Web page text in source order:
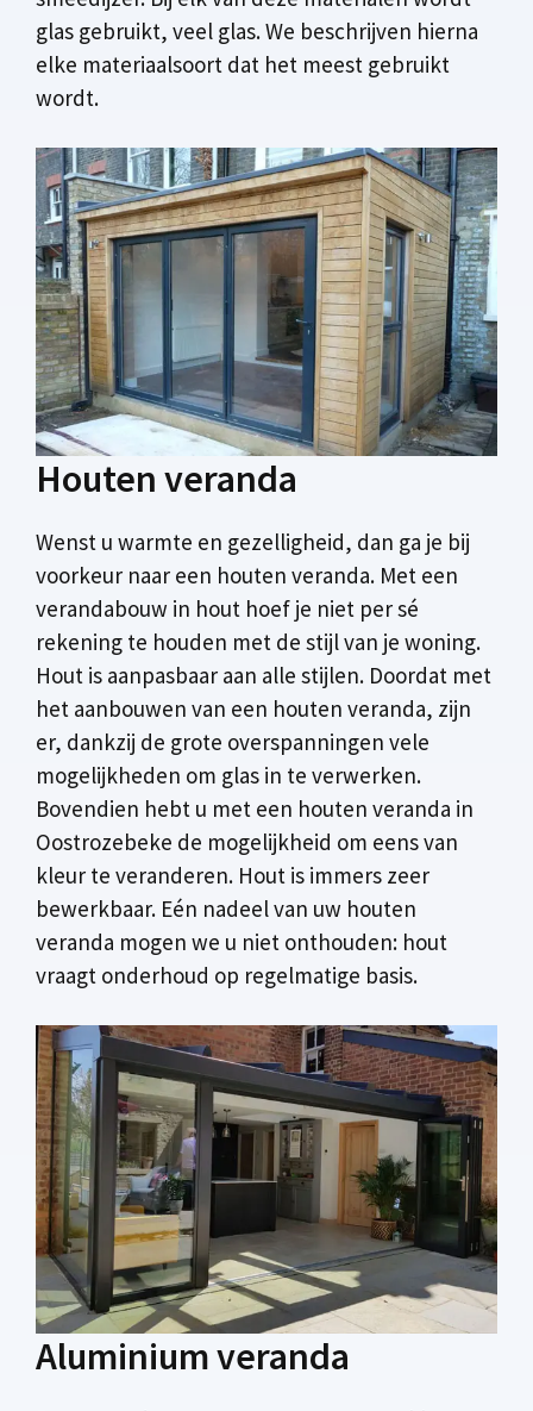
glas gebruikt, veel glas. We beschrijven hierna
elke materiaalsoort dat het meest gebruikt
wordt.
Houten veranda
Wenst u warmte en gezelligheid, dan ga je bij
voorkeur naar een houten veranda. Met een
verandabouw in hout hoef je niet per sé
rekening te houden met de stijl van je woning.
Hout is aanpasbaar aan alle stijlen. Doordat met
het aanbouwen van een houten veranda, zijn
er, dankzij de grote overspanningen vele
mogelijkheden om glas in te verwerken.
Bovendien hebt u met een houten veranda in
Oostrozebeke de mogelijkheid om eens van
kleur te veranderen. Hout is immers zeer
bewerkbaar. Eén nadeel van uw houten
veranda mogen we u niet onthouden: hout
vraagt onderhoud op regelmatige basis.
Aluminium veranda